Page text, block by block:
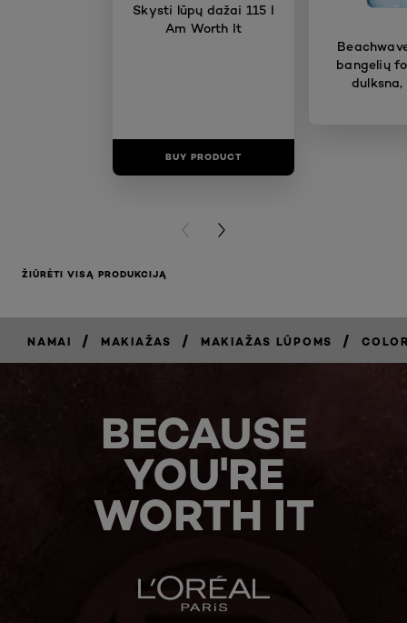
Skysti lūpų dažai 115 I
Am Worth It
BUY PRODUCT
bangelių
PREVIOUS CARD
NEXT CARD
ŽIŪRĖTI VISĄ PRODUKCIJĄ
NAMAI / MAKIAŽAS / MAKIAŽAS LŪPOMS /
BECAUSE
YOU'RE
WORTH IT